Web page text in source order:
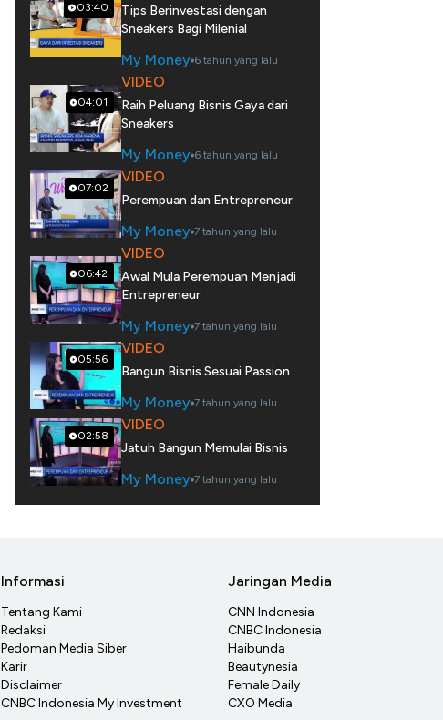
03:40
Tips Berinvestasi dengan
Sneakers Bagi Milenial
My Money 6 tahun yang lalu
04:01
VIDEO
Raih Peluang Bisnis Gaya dari
Sneakers
My Money 6 tahun yang lalu
07:02
VIDEO
Perempuan dan Entrepreneur
My Money 7 tahun yang lalu
06:42
VIDEO
Awal Mula Perempuan Menjadi
Entrepreneur
My Money 7 tahun yang lalu
05:56
VIDEO
Bangun Bisnis Sesuai Passion
My Money 7 tahun yang lalu
02:58
VIDEO
Jatuh Bangun Memulai Bisnis
My Money 7 tahun yang lalu
Informasi
Tentang Kami
Redaksi
Pedoman Media Siber
Karir
Disclaimer
CNBC Indonesia My Investment
Jaringan Media
CNN Indonesia
CNBC Indonesia
Haibunda
Beautynesia
Female Daily
CXO Media